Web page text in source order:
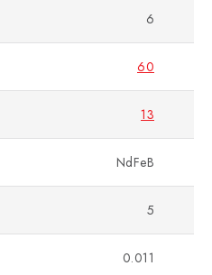
6
60
13
NdFeB
5
0.011